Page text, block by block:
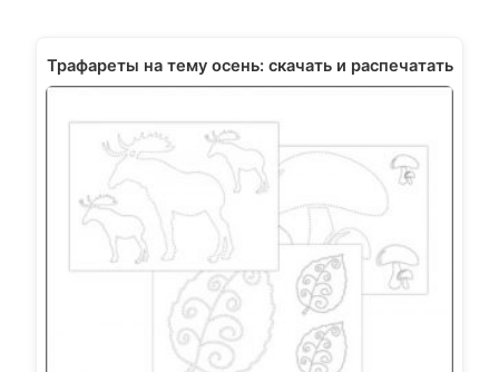
Трафареты на тему осень: скачать и распечатать